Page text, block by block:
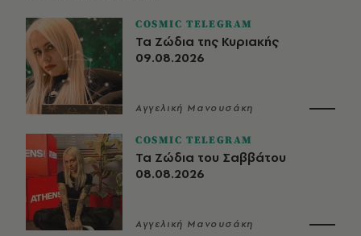
COSMIC TELEGRAM
Τα Ζώδια της Κυριακής
09.08.2026
Αγγελική Μανουσάκη
COSMIC TELEGRAM
Τα Ζώδια του Σαββάτου
08.08.2026
Αγγελική Μανουσάκη